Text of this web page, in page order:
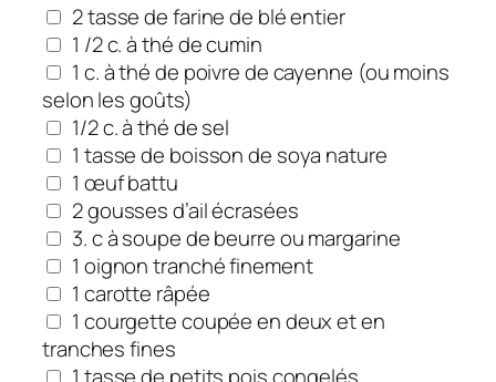
2 tasse de farine de blé entier
1 /2 c. à thé de cumin
1 c. à thé de poivre de cayenne (ou moins
selon les goûts)
1/2 c. à thé de sel
1 tasse de boisson de soya nature
1 œuf battu
2 gousses d’ail écrasées
3. c à soupe de beurre ou margarine
1 oignon tranché finement
1 carotte râpée
1 courgette coupée en deux et en
tranches fines